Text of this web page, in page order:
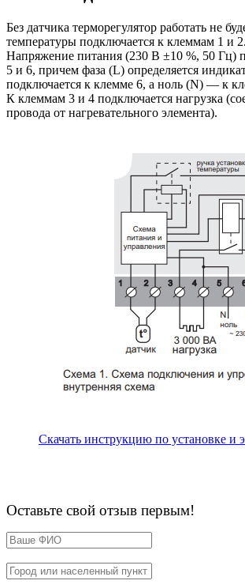
Без датчика терморегулятор работать не
температуры подключается к клеммам 1 и 2.
Напряжение питания (230 В ±10 %, 50 Гц)
5 и 6, причем фаза (L) определяется
подключается к клемме 6, а ноль (N) — к
К клеммам 3 и 4 подключается нагрузка
провода от нагревательного элемента).
Скачать инструкцию по установке и
Оставьте свой отзыв первым!